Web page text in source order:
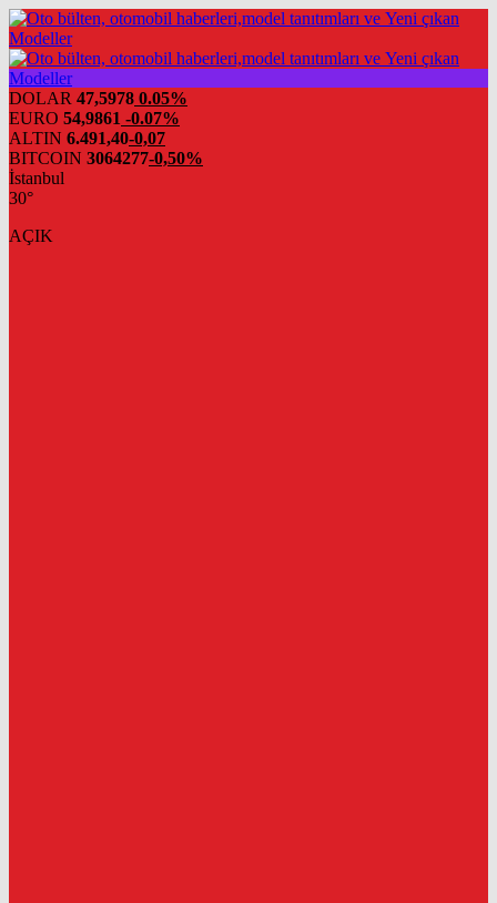
DOLAR 47,5978 0.05%
EURO 54,9861 -0.07%
ALTIN 6.491,40-0,07
BITCOIN 3064277-0,50%
İstanbul
30°
AÇIK